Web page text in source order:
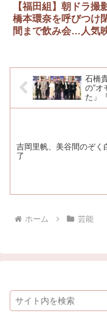
【福田組】朝ドラ撮
橋本環奈を呼びつけ
間まで飲み会…人気
石橋
の“
た」
吉岡里帆、美谷間のぞく
了
ホーム 芸能